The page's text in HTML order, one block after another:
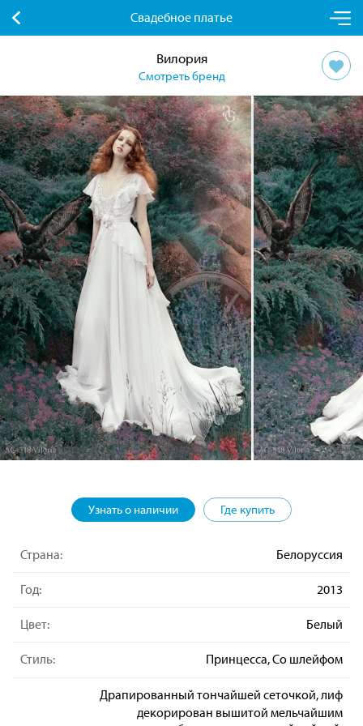
Свадебное платье
Вилория
Смотреть бренд
Узнать о наличии Где купить
Страна: Белоруссия
Год: 2013
Цвет: Белый
Стиль: Принцесса, Со шлейфом
Драпированный тончайшей сеточкой, лиф
декорирован вышитой мельчайшим